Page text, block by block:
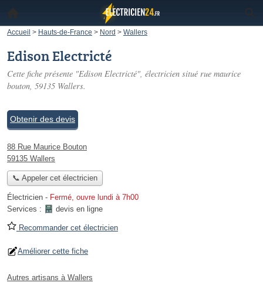
Accueil > Hauts-de-France > Nord > Wallers
Edison Electricté
Cette fiche présente "Edison Electricté", électricien situé rue maurice
bouton, 59135 Wallers.
Obtenir des devis
88 Rue Maurice Bouton
59135 Wallers
📞 Appeler cet électricien
Électricien - Fermé, ouvre lundi à 7h00
Services :
devis en ligne
Recommander cet électricien
Améliorer cette fiche
Autres artisans à Wallers